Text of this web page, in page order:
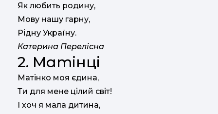
Як любить родину,
Мову нашу гарну,
Рідну Україну.
Катерина Перелісна
2. Матінці
Матінко моя єдина,
Ти для мене цілий світ!
І хоч я мала дитина,